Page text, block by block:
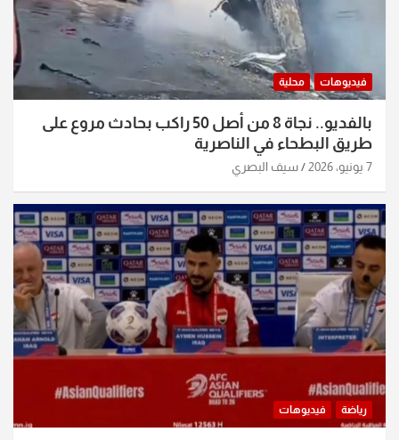
فيديوهات محلية
بالفديو.. نجاة 8 من أصل 50 راكب بحادث مروع على
طريق البطحاء في الناصرية
7 يونيو، 2026 سيف البصري
رياضة فيديوهات